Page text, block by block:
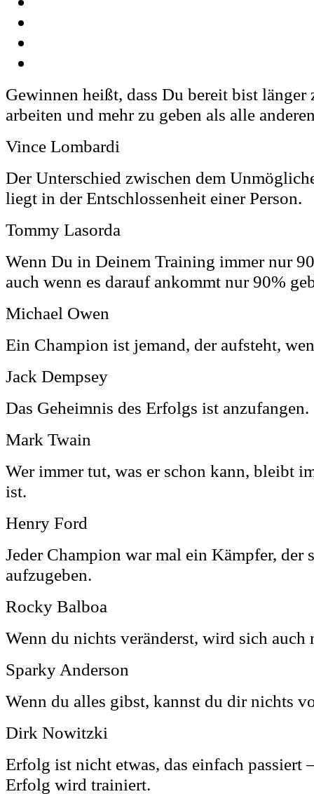
Gewinnen heißt, dass Du bereit bist länger
arbeiten und mehr zu geben als alle
Vince Lombardi
Der Unterschied zwischen dem
liegt in der Entschlossenheit einer Person.
Tommy Lasorda
Wenn Du in Deinem Training immer nur
auch wenn es darauf ankommt nur 90%
Michael Owen
Ein Champion ist jemand, der aufsteht,
Jack Dempsey
Das Geheimnis des Erfolgs ist anzufangen.
Mark Twain
Wer immer tut, was er schon kann, bleibt
ist.
Henry Ford
Jeder Champion war mal ein Kämpfer, der
aufzugeben.
Rocky Balboa
Wenn du nichts veränderst, wird sich auch
Sparky Anderson
Wenn du alles gibst, kannst du dir nichts
Dirk Nowitzki
Erfolg ist nicht etwas, das einfach passiert
Erfolg wird trainiert.